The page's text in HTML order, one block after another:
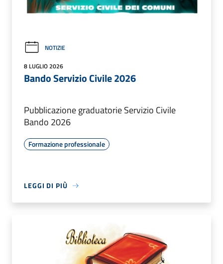
NOTIZIE
8 LUGLIO 2026
Bando Servizio Civile 2026
Pubblicazione graduatorie Servizio Civile
Bando 2026
Formazione professionale
LEGGI DI PIÙ